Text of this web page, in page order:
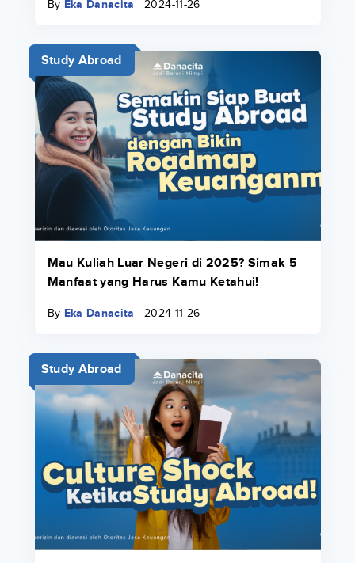
By Eka Danacita 2024-11-26
Study Abroad
Mau Kuliah Luar Negeri di 2025? Simak 5
Manfaat yang Harus Kamu Ketahui!
By Eka Danacita 2024-11-26
Study Abroad